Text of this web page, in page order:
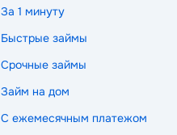
За 1 минуту
Быстрые займы
Срочные займы
Займ на дом
С ежемесячным платежом